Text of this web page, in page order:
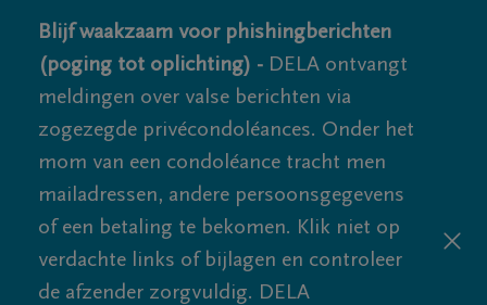
Blijf waakzaam voor phishingberichten
(poging tot oplichting) - DELA ontvangt
meldingen over valse berichten via
zogezegde privécondoléances. Onder het
mom van een condoléance tracht men
mailadressen, andere persoonsgegevens
of een betaling te bekomen. Klik niet op
verdachte links of bijlagen en controleer
de afzender zorgvuldig. DELA